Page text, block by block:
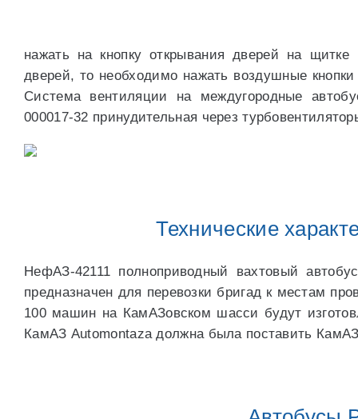
нажать на кнопку открывания дверей на
дверей, то необходимо нажать воздушные
Система вентиляции на междугородные
000017-32 принудительная через
Технические
НефАЗ-42111 полноприводный вахтовый
предназначен для перевозки бригад к местам
100 машин на КамАЗовском шасси будут
КамАЗ Automontaza должна была поставить